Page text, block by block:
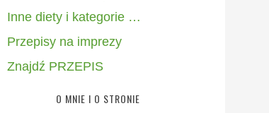
Inne diety i kategorie …
Przepisy na imprezy
Znajdź PRZEPIS
O MNIE I O STRONIE